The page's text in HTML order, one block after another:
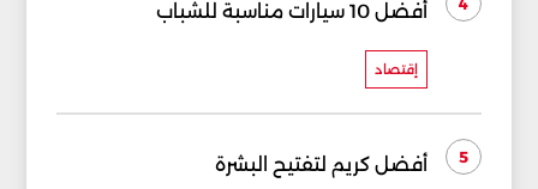
4 أفضل 10 سيارات مناسبة للشباب
إقتصاد
5 أفضل كريم لتفتيح البشرة